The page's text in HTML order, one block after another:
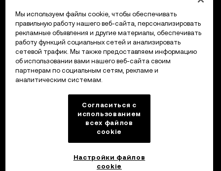
Мы используем файлы cookie, чтобы обеспечивать
правильную работу нашего веб-сайта, персонализировать
рекламные объявления и другие материалы, обеспечивать
работу функций социальных сетей и анализировать
сетевой трафик. Мы также предоставляем информацию
об использовании вами нашего веб-сайта своим
партнерам по социальным сетям, рекламе и
аналитическим системам.
Согласиться с
использованием
всех файлов
cookie
Настройки файлов
cookie